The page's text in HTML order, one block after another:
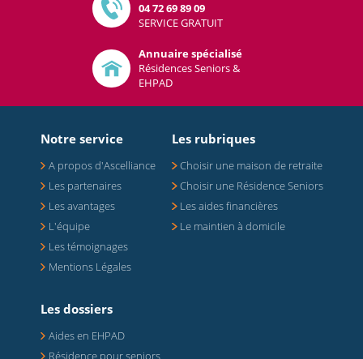
Notre service
A propos d'Ascelliance
Les partenaires
Les avantages
L'équipe
Les témoignages
Mentions Légales
Les rubriques
Choisir une maison de retraite
Choisir une Résidence Seniors
Les aides financières
Le maintien à domicile
Les dossiers
Aides en EHPAD
04 72 69 89 09
SERVICE GRATUIT
Annuaire spécialisé
Résidences Seniors &
EHPAD